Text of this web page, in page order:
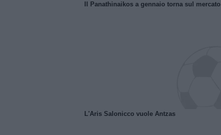
Il Panathinaikos a gennaio torna sul mercato
L'Aris Salonicco vuole Antzas